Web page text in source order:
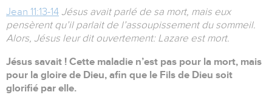
Jean 11:13-14 Jésus avait parlé de sa mort, mais eux
pensèrent qu’il parlait de l’assoupissement du sommeil.
Alors, Jésus leur dit ouvertement: Lazare est mort.
Jésus savait ! Cette maladie n’est pas pour la mort, mais
pour la gloire de Dieu, afin que le Fils de Dieu soit
glorifié par elle.